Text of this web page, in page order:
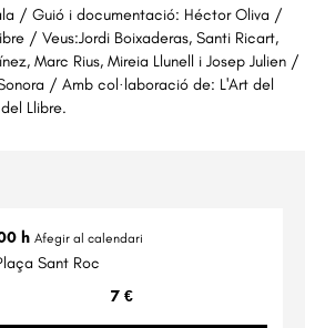
/ Guió i documentació: Héctor Oliva /
/ Veus:Jordi Boixaderas, Santi Ricart,
Marc Rius, Mireia Llunell i Josep Julien /
/ Amb col·laboració de: L'Art del
Llibre.
h Afegir al calendari
Sant Roc
7 €